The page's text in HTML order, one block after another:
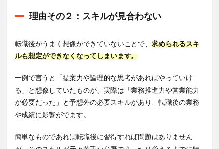
理由その２：スキルが見合わない
転職後がうまく想像ができていないことで、 求められるスキ
ルも想定ができなくなってしまいます。
一例で言うと「提案力や論理的な思考があればやっていけ
る」と想像していたものが、実際は「業務推進力や営業能力
が必要だった」と予想外の必要スキルがあり、転職後の業務
や成績に影響がでます。
簡単なものであれば転職後に習得すれば問題はありません